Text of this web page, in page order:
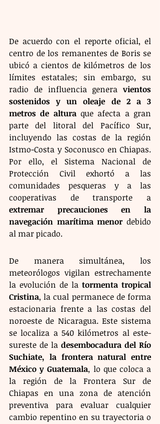
De acuerdo con el reporte oficial, el
centro de los remanentes de Boris se
ubicó a cientos de kilómetros de los
límites estatales; sin embargo, su
radio de influencia genera vientos
sostenidos y un oleaje de 2 a 3
metros de altura que afecta a gran
parte del litoral del Pacífico Sur,
incluyendo las costas de la región
Istmo-Costa y Soconusco en Chiapas.
Por ello, el Sistema Nacional de
Protección Civil exhortó a las
comunidades pesqueras y a las
extremar precauciones en la
navegación marítima menor debido
al mar picado.
De manera simultánea, los
meteorólogos vigilan estrechamente
la evolución de la tormenta tropical
Cristina, la cual permanece de forma
estacionaria frente a las costas del
noroeste de Nicaragua. Este sistema
se localiza a 540 kilómetros al este-
sureste de la desembocadura del Río
Suchiate, la frontera natural entre
México y Guatemala, lo que coloca a
la región de la Frontera Sur de
Chiapas en una zona de atención
preventiva para evaluar cualquier
cambio repentino en su trayectoria o